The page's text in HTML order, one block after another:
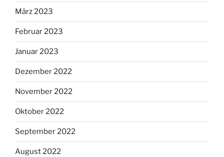
März 2023
Februar 2023
Januar 2023
Dezember 2022
November 2022
Oktober 2022
September 2022
August 2022